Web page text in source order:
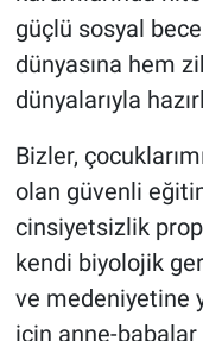
güçlü sosyal
dünyasına hem
dünyalarıyla
Bizler,
olan güvenli
cinsiyetsizlik
kendi biyolojik
ve medeniyetine
için anne-